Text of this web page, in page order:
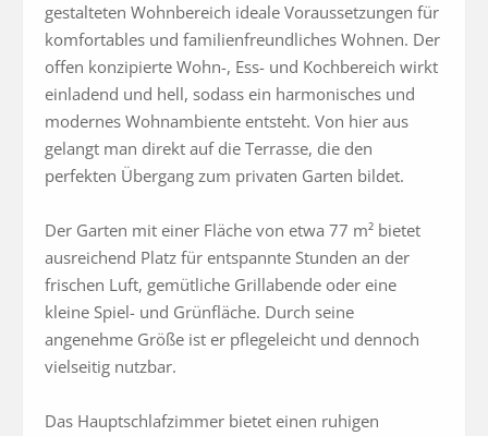
gestalteten Wohnbereich ideale Voraussetzungen für
komfortables und familienfreundliches Wohnen. Der
offen konzipierte Wohn-, Ess- und Kochbereich wirkt
einladend und hell, sodass ein harmonisches und
modernes Wohnambiente entsteht. Von hier aus
gelangt man direkt auf die Terrasse, die den
perfekten Übergang zum privaten Garten bildet.
Der Garten mit einer Fläche von etwa 77 m² bietet
ausreichend Platz für entspannte Stunden an der
frischen Luft, gemütliche Grillabende oder eine
kleine Spiel- und Grünfläche. Durch seine
angenehme Größe ist er pflegeleicht und dennoch
vielseitig nutzbar.
Das Hauptschlafzimmer bietet einen ruhigen